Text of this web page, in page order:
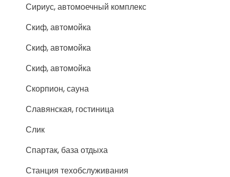
Сириус, автомоечный комплекс
Скиф, автомойка
Скиф, автомойка
Скиф, автомойка
Скорпион, сауна
Славянская, гостиница
Слик
Спартак, база отдыха
Станция техобслуживания